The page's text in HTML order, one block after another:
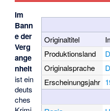
Originaltitel
Produktionsland
Originalsprache
Erscheinungsjahr
Im
Bann
e der
Verg
ange
nheit
ist ein
deuts
ches